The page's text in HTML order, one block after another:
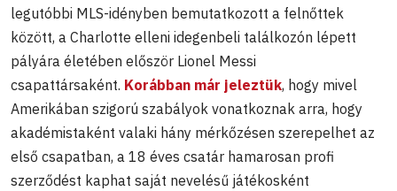
legutóbbi MLS-idényben bemutatkozott a felnőttek
között, a Charlotte elleni idegenbeli találkozón lépett
pályára életében először Lionel Messi
csapattársaként. Korábban már jeleztük, hogy mivel
Amerikában szigorú szabályok vonatkoznak arra, hogy
akadémistaként valaki hány mérkőzésen szerepelhet az
első csapatban, a 18 éves csatár hamarosan profi
szerződést kaphat saját nevelésű játékosként